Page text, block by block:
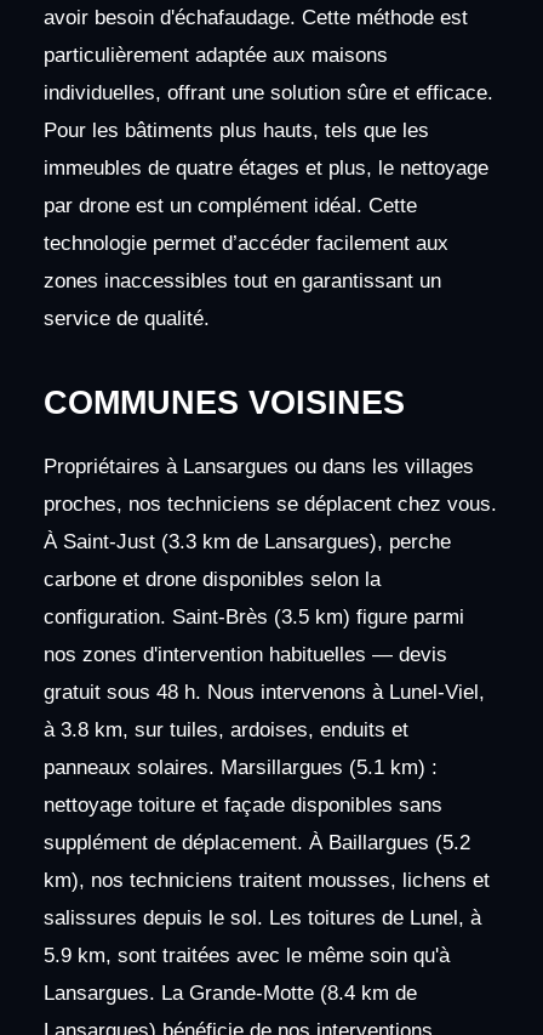
avoir besoin d'échafaudage. Cette méthode est
particulièrement adaptée aux maisons
individuelles, offrant une solution sûre et efficace.
Pour les bâtiments plus hauts, tels que les
immeubles de quatre étages et plus, le nettoyage
par drone est un complément idéal. Cette
technologie permet d’accéder facilement aux
zones inaccessibles tout en garantissant un
service de qualité.
COMMUNES VOISINES
Propriétaires à Lansargues ou dans les villages
proches, nos techniciens se déplacent chez vous.
À Saint-Just (3.3 km de Lansargues), perche
carbone et drone disponibles selon la
configuration. Saint-Brès (3.5 km) figure parmi
nos zones d'intervention habituelles — devis
gratuit sous 48 h. Nous intervenons à Lunel-Viel,
à 3.8 km, sur tuiles, ardoises, enduits et
panneaux solaires. Marsillargues (5.1 km) :
nettoyage toiture et façade disponibles sans
supplément de déplacement. À Baillargues (5.2
km), nos techniciens traitent mousses, lichens et
salissures depuis le sol. Les toitures de Lunel, à
5.9 km, sont traitées avec le même soin qu'à
Lansargues. La Grande-Motte (8.4 km de